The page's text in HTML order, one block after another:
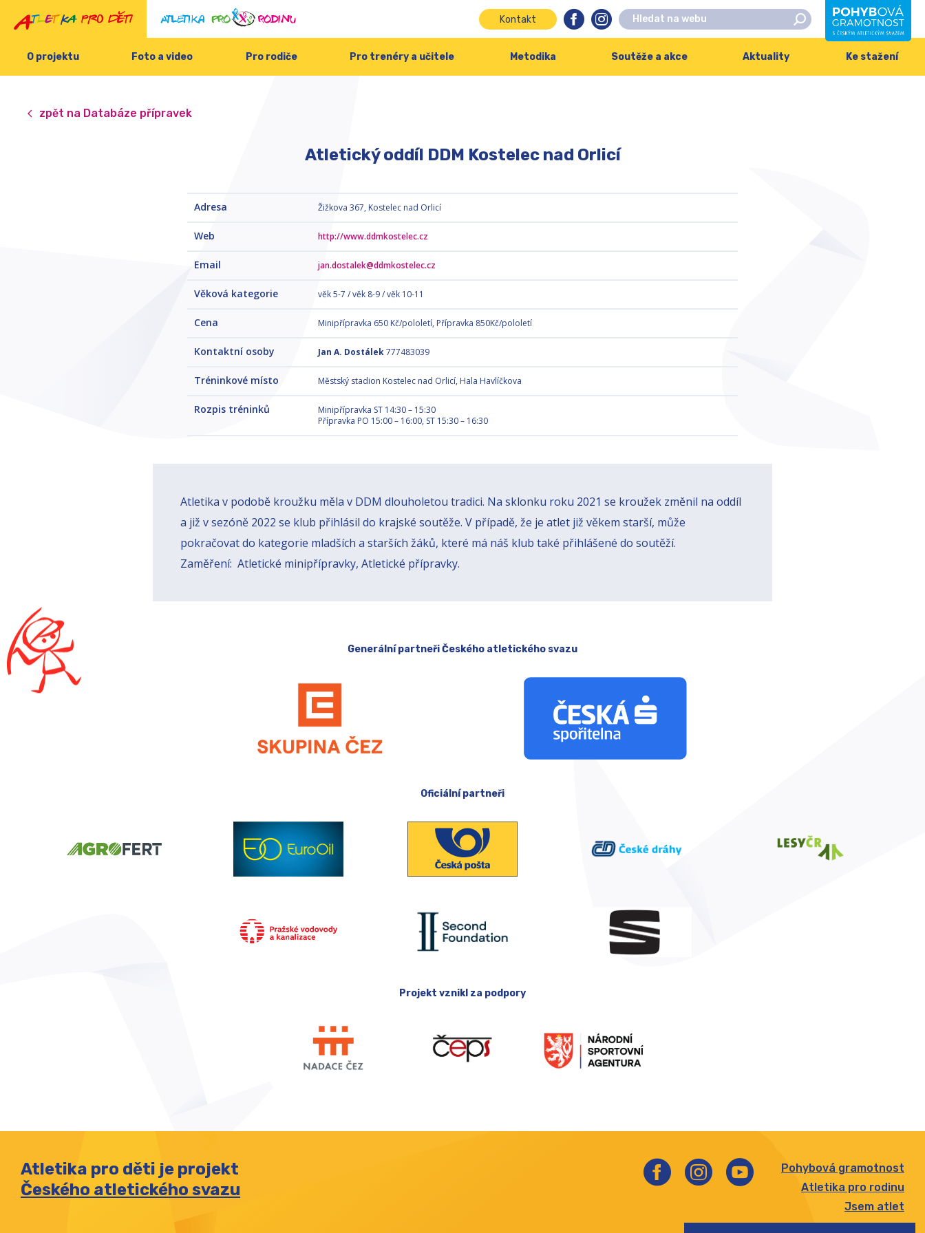
Kontakt
O projektu Foto a video Pro rodiče Pro trenéry a učitele Metodika Soutěže a akce Aktuality Ke stažení
zpět na Databáze přípravek
Atletický oddíl DDM Kostelec nad Orlicí
Adresa Žižkova 367, Kostelec nad Orlicí
Web http://www.ddmkostelec.cz
Email jan.dostalek@ddmkostelec.cz
Věková kategorie věk 5-7 / věk 8-9 / věk 10-11
Cena Minipřípravka 650 Kč/pololetí, Přípravka 850Kč/pololetí
Kontaktní osoby Jan A. Dostálek777483039
Tréninkové místo Městský stadion Kostelec nad Orlicí, Hala Havlíčkova
Rozpis tréninků
Minipřípravka ST 14:30 – 15:30
Přípravka PO 15:00 – 16:00, ST 15:30 – 16:30
Atletika v podobě kroužku měla v DDM dlouholetou tradici. Na sklonku roku 2021 se kroužek změnil na oddíl
a již v sezóně 2022 se klub přihlásil do krajské soutěže. V případě, že je atlet již věkem starší, může
pokračovat do kategorie mladších a starších žáků, které má náš klub také přihlášené do soutěží.
Zaměření: Atletické minipřípravky, Atletické přípravky.
Generální partneři Českého atletického svazu
Oficiální partneři
Projekt vznikl za podpory
Atletika pro děti je projekt
Českého atletického svazu
Pohybová gramotnost
Atletika pro rodinu
Jsem atlet